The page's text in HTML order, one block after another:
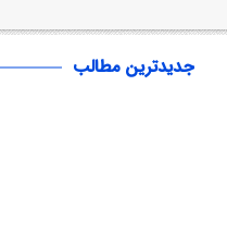
جدیدترین مطالب